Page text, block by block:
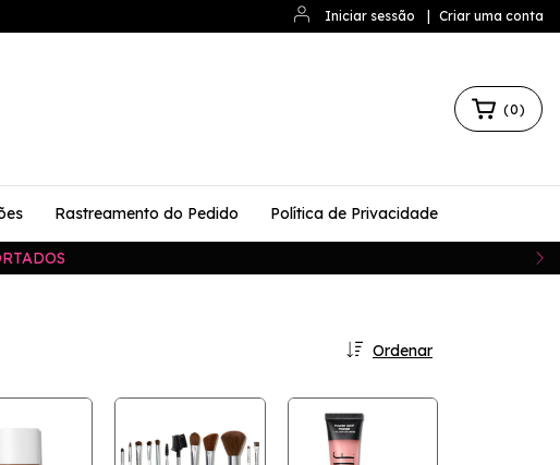
Iniciar sessão Criar uma conta
(0)
Rastreamento do Pedido Política de Privacidade
Ordenar